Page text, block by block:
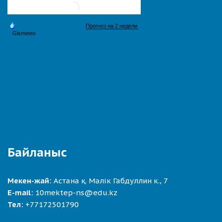
Байланыс
Мекен-жай: Астана қ. Мәлік Габдуллин к., 7
E-mail: 10mektep-ns@edu.kz
Тел: +77172501790